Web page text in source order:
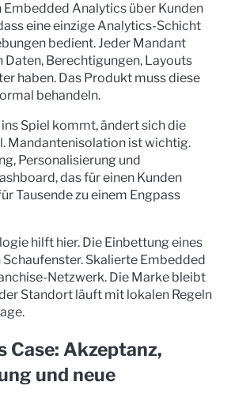
Embedded Analytics über Kunden
eine einzige Analytics-Schicht
bedient. Jeder Mandant
Daten, Berechtigungen, Layouts
haben. Das Produkt muss diese
behandeln.
Spiel kommt, ändert sich die
Mandantenisolation ist wichtig.
Personalisierung und
das für einen Kunden
Tausende zu einem Engpass
hilft hier. Die Einbettung eines
Skalierte Embedded
Netzwerk. Die Marke bleibt
Standort läuft mit lokalen Regeln
Case: Akzeptanz,
und neue